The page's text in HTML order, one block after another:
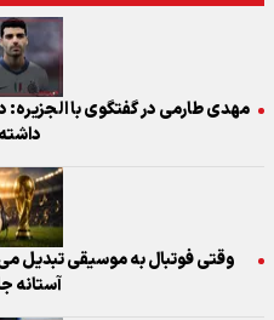
مهدی طارمی در گفتگوی با الجزیره:
آستانه